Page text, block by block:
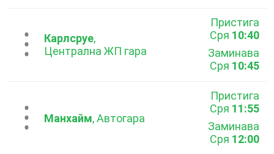
...Карлсруе,
Централна ЖП гара
Пристига
Сря 10:40
Заминава
Сря 10:45
...Манхайм, Автогара
Пристига
Сря 11:55
Заминава
Сря 12:00